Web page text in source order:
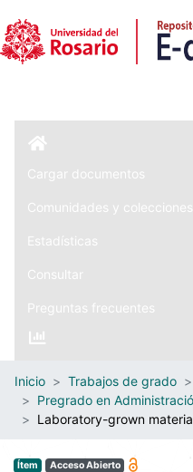
Cargar documentos
Comunidades y colecciones
Estadísticas
Consultar
Preguntas frecuentes
Inicio Trabajos de grado
Ítem Acceso Abierto